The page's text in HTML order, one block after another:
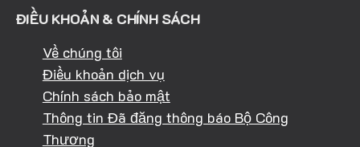
ĐIỀU KHOẢN & CHÍNH SÁCH
Về chúng tôi
Điều khoản dịch vụ
Chính sách bảo mật
Thông tin Đã đăng thông báo Bộ Công
Thương